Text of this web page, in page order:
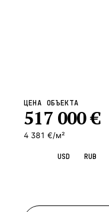
ЦЕНА ОБЪЕКТА
517 000€
4 381 €/м²
USD RUB